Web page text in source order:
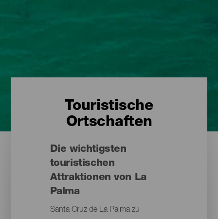
Touristische
Ortschaften
Die wichtigsten
touristischen
Attraktionen von La
Palma
Santa Cruz de La Palma zu